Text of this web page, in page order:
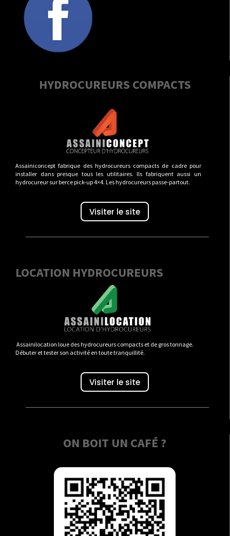
HYDROCUREURS COMPACTS
Assainiconcept fabrique des hydrocureurs compacts de cadre pour
installer dans presque tous les utilitaires. Ils fabriquent aussi un
hydrocureur sur berce pick-up 4×4. Les hydrocureurs passe-partout.
Visiter le site
LOCATION HYDROCUREURS
Assainilocation loue des hydrocureurs compacts et de gros tonnage.
Débuter et tester son activité en toute tranquillité.
Visiter le site
ON BOIT UN CAFÉ ?